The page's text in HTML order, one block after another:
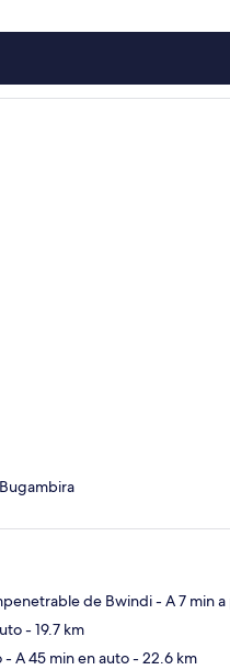
de Bwindi- A 7 min
- 19.7 km
- A 45 min en auto- 22.6 km